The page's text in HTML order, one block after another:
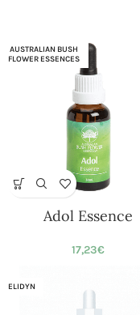
AUSTRALIAN BUSH
FLOWER ESSENCES
Adol Essence
17,23€
ELIDYN